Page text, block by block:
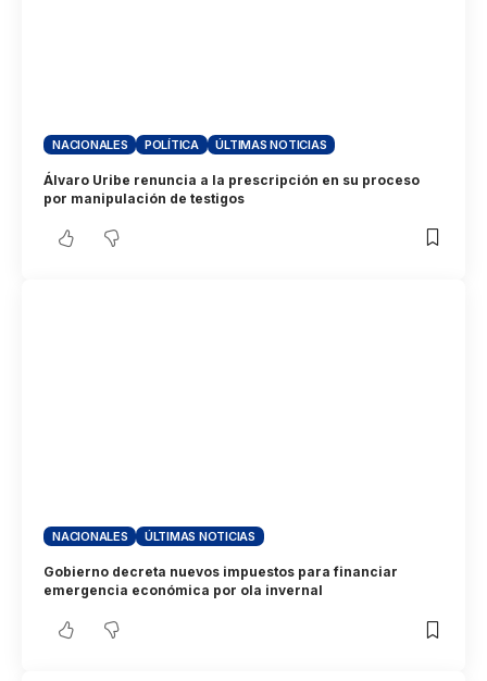
NACIONALES POLÍTICA ÚLTIMAS NOTICIAS
Álvaro Uribe renuncia a la prescripción en su proceso
por manipulación de testigos
NACIONALES ÚLTIMAS NOTICIAS
Gobierno decreta nuevos impuestos para financiar
emergencia económica por ola invernal